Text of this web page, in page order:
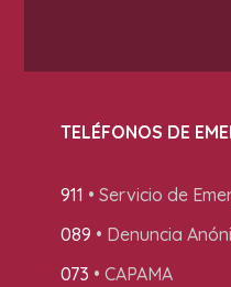
TELÉFONOS DE
911 • Servicio de
089 • Denuncia
073 • CAPAMA